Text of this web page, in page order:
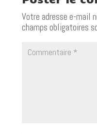
Votre adresse e-mail
champs obligatoires